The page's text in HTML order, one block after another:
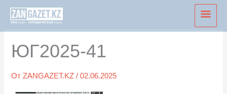
Перейти
содержимому
ЮГ2025-41
ОтZANGAZET.KZ/02.06.2025